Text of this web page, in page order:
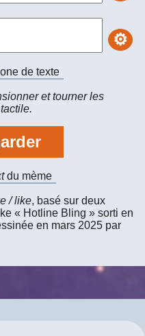
⚙
de texte
et tourner les
du mème
/ like, basé sur deux
« Hotline Bling » sorti en
en mars 2025 par